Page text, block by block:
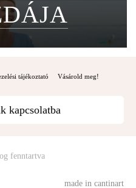
tájékoztató Vásárold meg!
kapcsolatba
fenntartva
made in cantinart